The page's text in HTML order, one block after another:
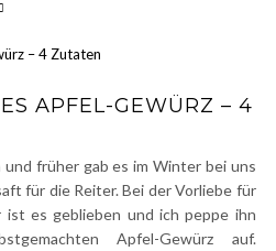
APFEL-GEWÜRZ – 4
früher gab es im Winter bei uns
für die Reiter. Bei der Vorliebe für
es geblieben und ich peppe ihn
Apfel-Gewürz auf.